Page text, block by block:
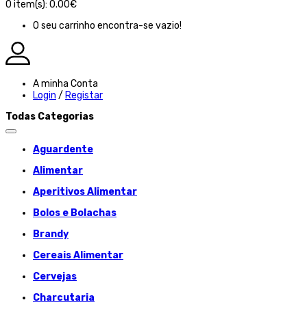
0 item(s): 0.00€
O seu carrinho encontra-se vazio!
A minha Conta
Login / Registar
Todas Categorias
Aguardente
Alimentar
Aperitivos Alimentar
Bolos e Bolachas
Brandy
Cereais Alimentar
Cervejas
Charcutaria